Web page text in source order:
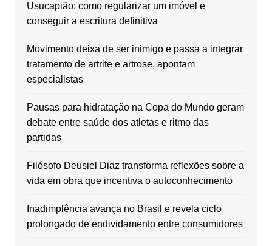
Usucapião: como regularizar um imóvel e
conseguir a escritura definitiva
Movimento deixa de ser inimigo e passa a integrar
tratamento de artrite e artrose, apontam
especialistas
Pausas para hidratação na Copa do Mundo geram
debate entre saúde dos atletas e ritmo das
partidas
Filósofo Deusiel Diaz transforma reflexões sobre a
vida em obra que incentiva o autoconhecimento
Inadimplência avança no Brasil e revela ciclo
prolongado de endividamento entre consumidores